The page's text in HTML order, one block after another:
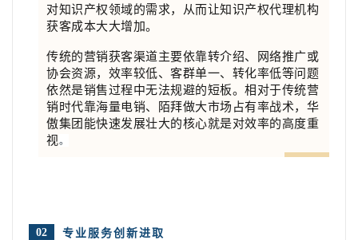
对知识产权领域的需求，从而让知识产权代理机构
获客成本大大增加。
传统的营销获客渠道主要依靠转介绍、网络推广或
协会资源，效率较低、客群单一、转化率低等问题
依然是销售过程中无法规避的短板。相对于传统营
销时代靠海量电销、陌拜做大市场占有率战术，华
傲集团能快速发展壮大的核心就是对效率的高度重
视。
02 专业服务创新进取